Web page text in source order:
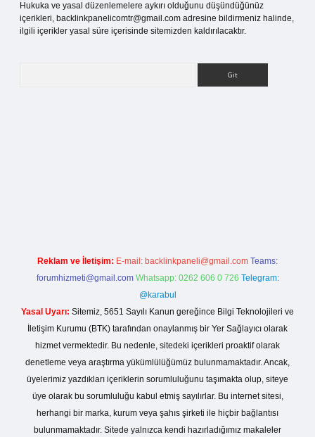
Hukuka ve yasal düzenlemelere aykırı olduğunu düşündüğünüz
içerikleri, backlinkpanelicomtr@gmail.com adresine bildirmeniz halinde,
ilgili içerikler yasal süre içerisinde sitemizden kaldırılacaktır.
Reklam ve İletişim: E-mail: backlinkpaneli@gmail.com Teams:
forumhizmeti@gmail.com Whatsapp: 0262 606 0 726 Telegram:
@karabul
Yasal Uyarı: Sitemiz, 5651 Sayılı Kanun gereğince Bilgi Teknolojileri ve
İletişim Kurumu (BTK) tarafından onaylanmış bir Yer Sağlayıcı olarak
hizmet vermektedir. Bu nedenle, sitedeki içerikleri proaktif olarak
denetleme veya araştırma yükümlülüğümüz bulunmamaktadır. Ancak,
üyelerimiz yazdıkları içeriklerin sorumluluğunu taşımakta olup, siteye
üye olarak bu sorumluluğu kabul etmiş sayılırlar. Bu internet sitesi,
herhangi bir marka, kurum veya şahıs şirketi ile hiçbir bağlantısı
bulunmamaktadır. Sitede yalnızca kendi hazırladığımız makaleler